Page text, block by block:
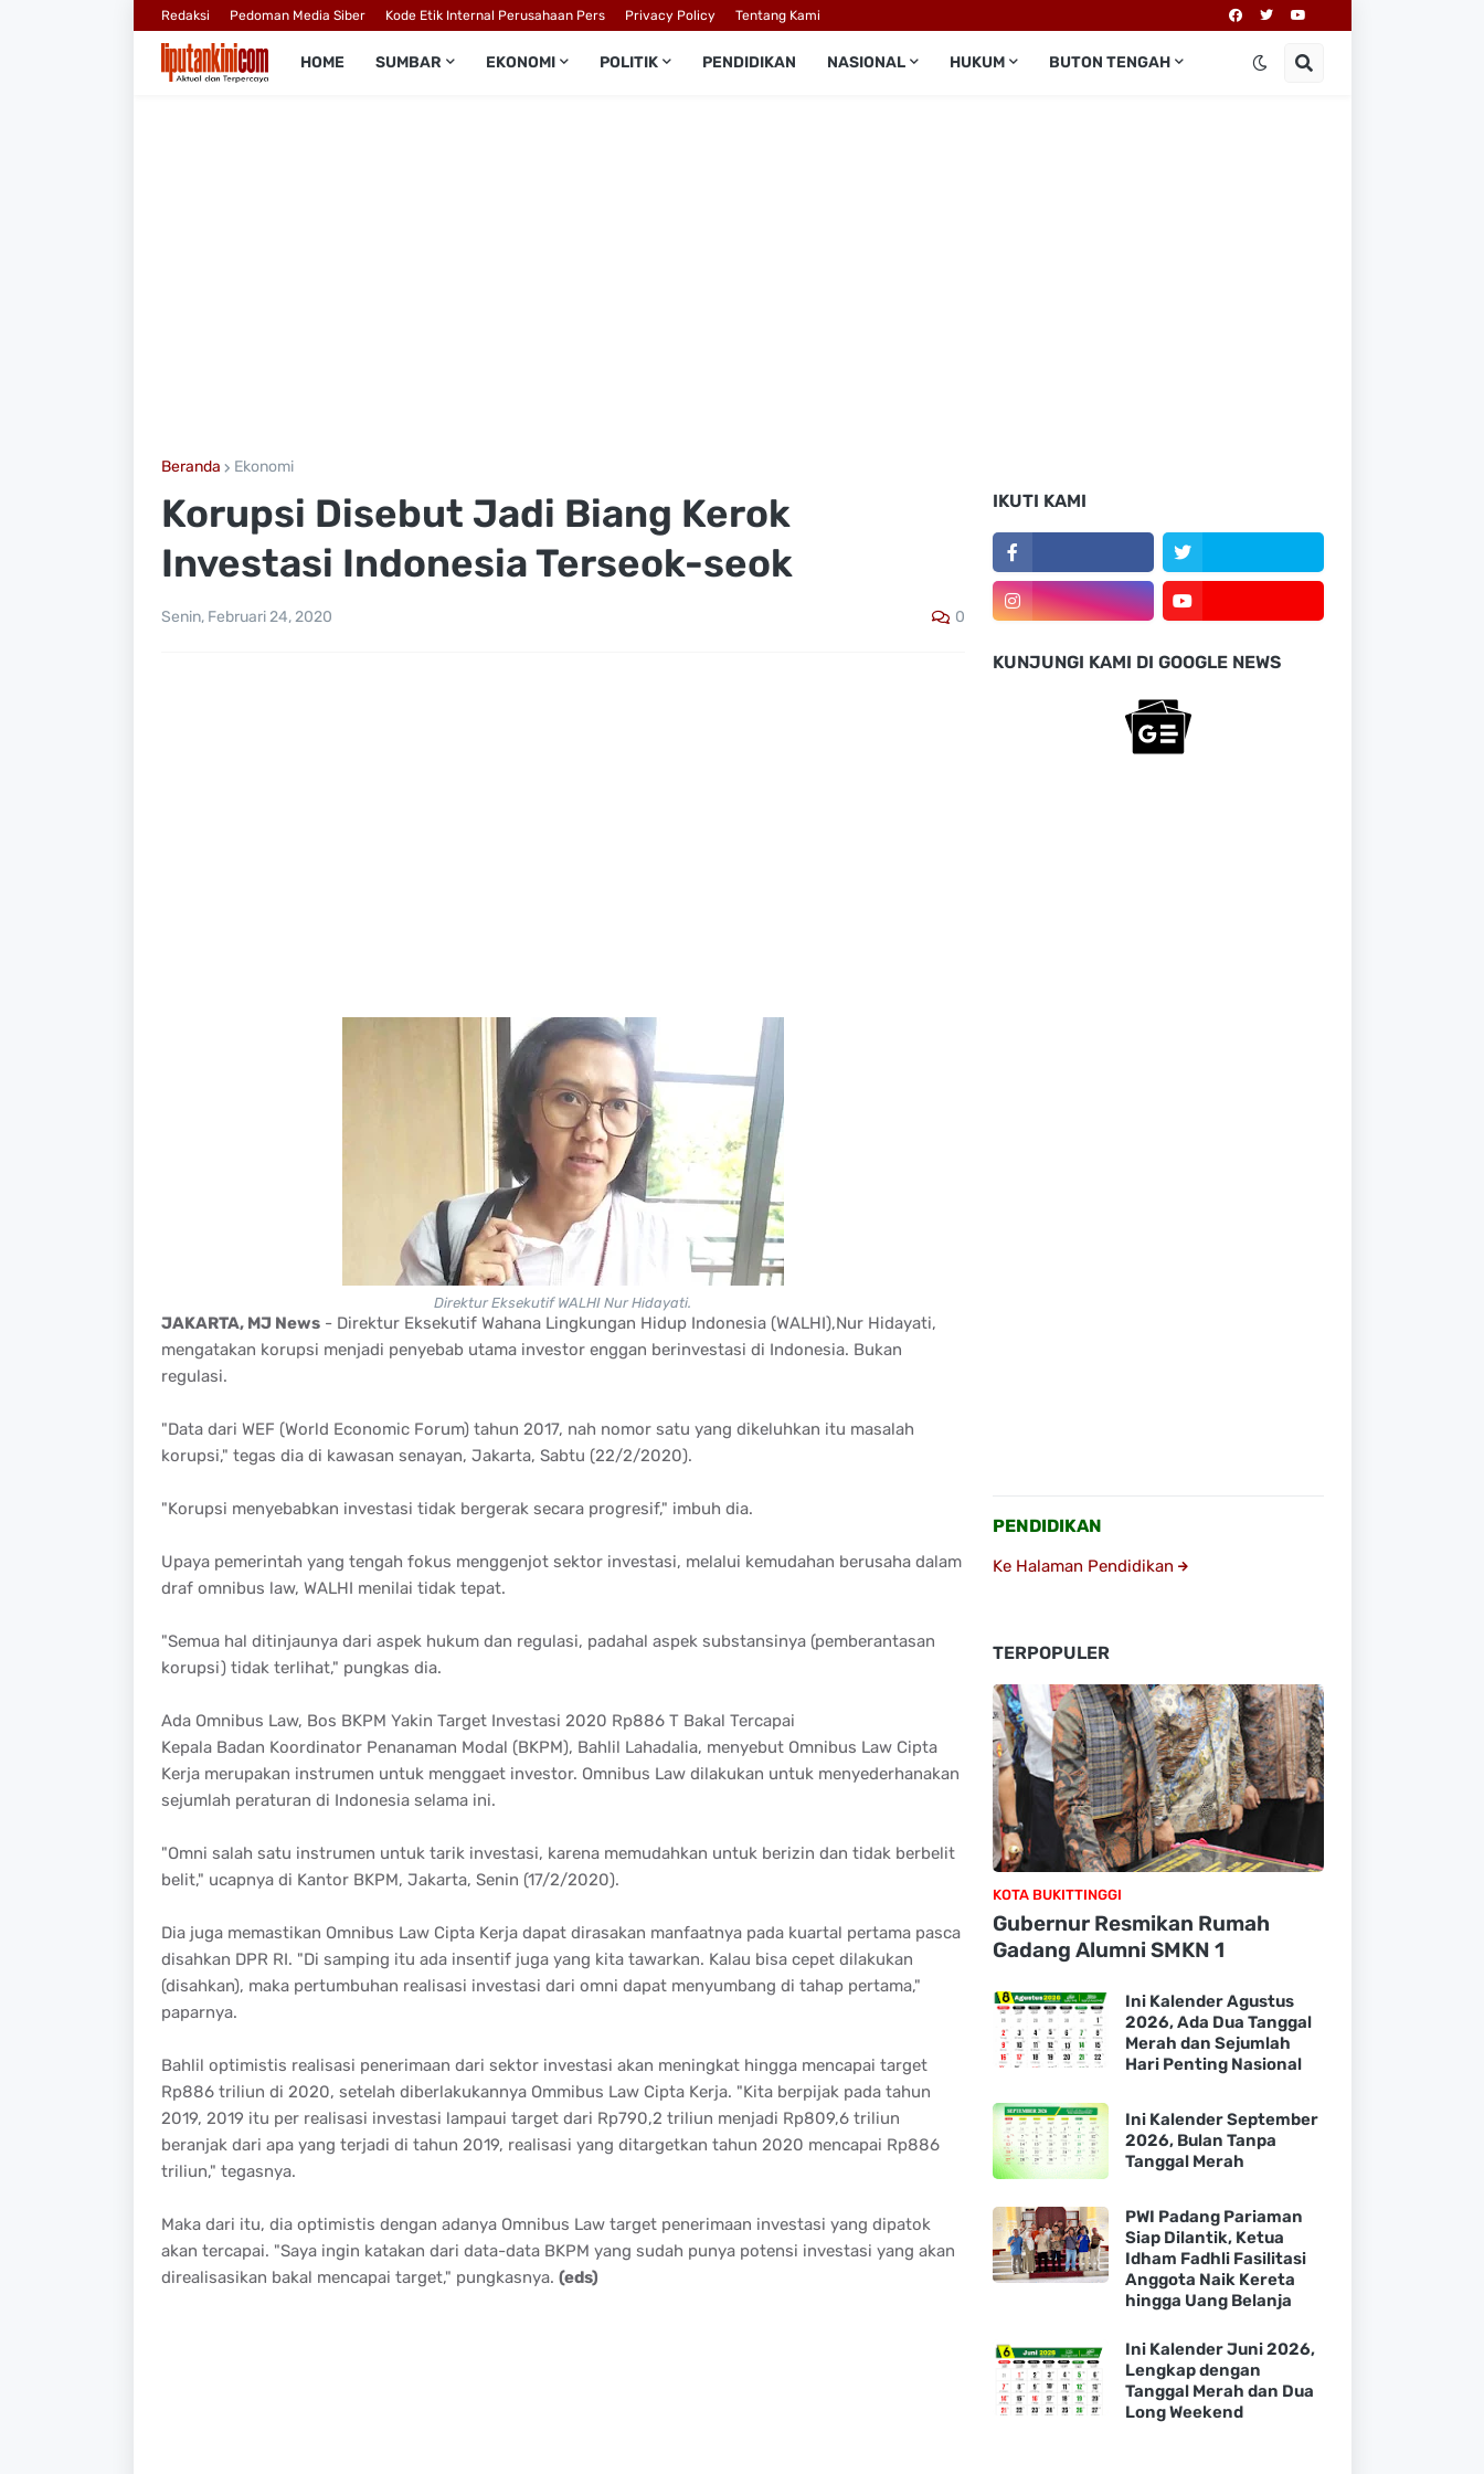
Redaksi Pedoman Media Siber Kode Etik Internal Perusahaan Pers Privacy Policy Tentang Kami
HOME SUMBAR EKONOMI POLITIK PENDIDIKAN NASIONAL HUKUM BUTON TENGAH
Beranda Ekonomi
Korupsi Disebut Jadi Biang Kerok
Investasi Indonesia Terseok-seok
Senin, Februari 24, 2020 0
Direktur Eksekutif WALHI Nur Hidayati.
JAKARTA, MJ News- Direktur Eksekutif Wahana Lingkungan Hidup Indonesia (WALHI),Nur Hidayati,
mengatakan korupsi menjadi penyebab utama investor enggan berinvestasi di Indonesia. Bukan
regulasi.
"Data dari WEF (World Economic Forum) tahun 2017, nah nomor satu yang dikeluhkan itu masalah
korupsi," tegas dia di kawasan senayan, Jakarta, Sabtu (22/2/2020).
"Korupsi menyebabkan investasi tidak bergerak secara progresif," imbuh dia.
Upaya pemerintah yang tengah fokus menggenjot sektor investasi, melalui kemudahan berusaha dalam
draf omnibus law, WALHI menilai tidak tepat.
"Semua hal ditinjaunya dari aspek hukum dan regulasi, padahal aspek substansinya (pemberantasan
korupsi) tidak terlihat," pungkas dia.
Ada Omnibus Law, Bos BKPM Yakin Target Investasi 2020 Rp886 T Bakal Tercapai
Kepala Badan Koordinator Penanaman Modal (BKPM), Bahlil Lahadalia, menyebut Omnibus Law Cipta
Kerja merupakan instrumen untuk menggaet investor. Omnibus Law dilakukan untuk menyederhanakan
sejumlah peraturan di Indonesia selama ini.
"Omni salah satu instrumen untuk tarik investasi, karena memudahkan untuk berizin dan tidak berbelit
belit," ucapnya di Kantor BKPM, Jakarta, Senin (17/2/2020).
Dia juga memastikan Omnibus Law Cipta Kerja dapat dirasakan manfaatnya pada kuartal pertama pasca
disahkan DPR RI. "Di samping itu ada insentif juga yang kita tawarkan. Kalau bisa cepet dilakukan
(disahkan), maka pertumbuhan realisasi investasi dari omni dapat menyumbang di tahap pertama,"
paparnya.
Bahlil optimistis realisasi penerimaan dari sektor investasi akan meningkat hingga mencapai target
Rp886 triliun di 2020, setelah diberlakukannya Ommibus Law Cipta Kerja. "Kita berpijak pada tahun
2019, 2019 itu per realisasi investasi lampaui target dari Rp790,2 triliun menjadi Rp809,6 triliun
beranjak dari apa yang terjadi di tahun 2019, realisasi yang ditargetkan tahun 2020 mencapai Rp886
triliun," tegasnya.
Maka dari itu, dia optimistis dengan adanya Omnibus Law target penerimaan investasi yang dipatok
akan tercapai. "Saya ingin katakan dari data-data BKPM yang sudah punya potensi investasi yang akan
direalisasikan bakal mencapai target," pungkasnya. (eds)
IKUTI KAMI
KUNJUNGI KAMI DI GOOGLE NEWS
PENDIDIKAN
Ke Halaman Pendidikan
TERPOPULER
KOTA BUKITTINGGI
Gubernur Resmikan Rumah
Gadang Alumni SMKN 1
Ini Kalender Agustus
2026, Ada Dua Tanggal
Merah dan Sejumlah
Hari Penting Nasional
Ini Kalender September
2026, Bulan Tanpa
Tanggal Merah
PWI Padang Pariaman
Siap Dilantik, Ketua
Idham Fadhli Fasilitasi
Anggota Naik Kereta
hingga Uang Belanja
Ini Kalender Juni 2026,
Lengkap dengan
Tanggal Merah dan Dua
Long Weekend